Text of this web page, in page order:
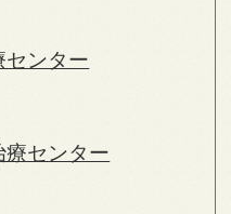
センター
センター